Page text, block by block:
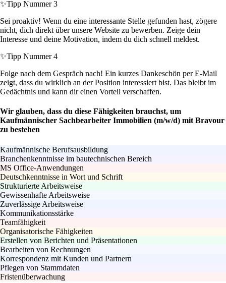
✨Tipp Nummer 3
Sei proaktiv! Wenn du eine interessante Stelle gefunden hast, zögere
nicht, dich direkt über unsere Website zu bewerben. Zeige dein
Interesse und deine Motivation, indem du dich schnell meldest.
✨Tipp Nummer 4
Folge nach dem Gespräch nach! Ein kurzes Dankeschön per E-Mail
zeigt, dass du wirklich an der Position interessiert bist. Das bleibt im
Gedächtnis und kann dir einen Vorteil verschaffen.
Wir glauben, dass du diese Fähigkeiten brauchst, um
Kaufmännischer Sachbearbeiter Immobilien (m/w/d) mit Bravour
zu bestehen
Kaufmännische Berufsausbildung
Branchenkenntnisse im bautechnischen Bereich
MS Office-Anwendungen
Deutschkenntnisse in Wort und Schrift
Strukturierte Arbeitsweise
Gewissenhafte Arbeitsweise
Zuverlässige Arbeitsweise
Kommunikationsstärke
Teamfähigkeit
Organisatorische Fähigkeiten
Erstellen von Berichten und Präsentationen
Bearbeiten von Rechnungen
Korrespondenz mit Kunden und Partnern
Pflegen von Stammdaten
Fristenüberwachung